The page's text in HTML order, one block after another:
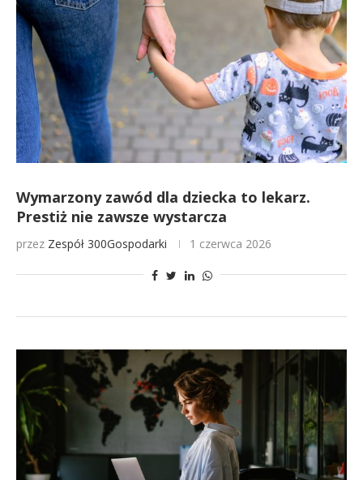
Wymarzony zawód dla dziecka to lekarz.
Prestiż nie zawsze wystarcza
przez Zespół 300Gospodarki 1 czerwca 2026